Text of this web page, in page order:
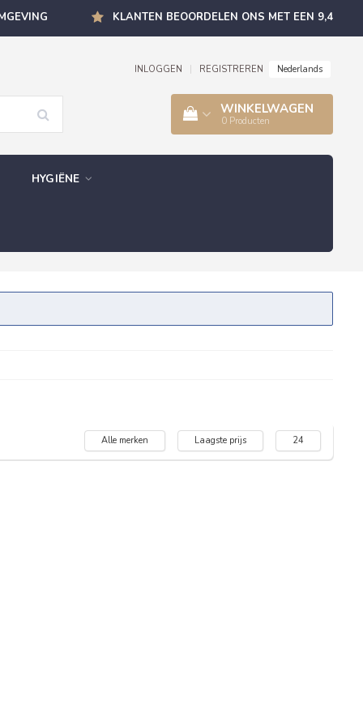
KLANTEN BEOORDELEN ONS MET EEN 9,4
INLOGGEN REGISTREREN Nederlands
WINKELWAGEN
0 Producten
HYGIËNE
Alle merken Laagste prijs 24